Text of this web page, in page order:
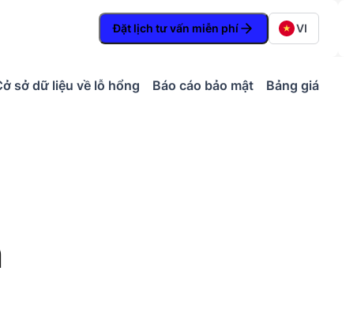
Đặt lịch tư vấn miễn phí VI
sở dữ liệu về lỗ hổng Báo cáo bảo mật Bảng giá